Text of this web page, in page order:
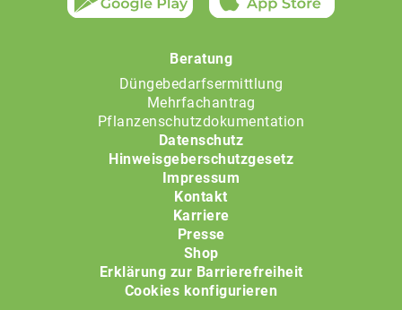
Beratung
Düngebedarfsermittlung
Mehrfachantrag
Pflanzenschutzdokumentation
Datenschutz
Hinweisgeberschutzgesetz
Impressum
Kontakt
Karriere
Presse
Shop
Erklärung zur Barrierefreiheit
Cookies konfigurieren